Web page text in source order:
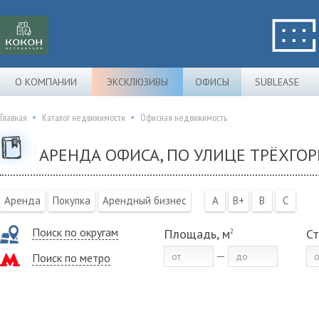
О КОМПАНИИ ЭКСКЛЮЗИВЫ ОФИСЫ SUBLEASE
Главная Каталог недвижимости Офисная недвижимость
АРЕНДА ОФИСА, ПО УЛИЦЕ
Аренда Покупка Арендный бизнес A B+ B C
Поиск по округам
Поиск по метро
Площадь, м2